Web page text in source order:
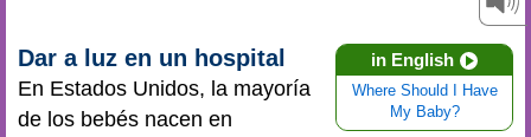
in English
Where Should I Have
My Baby?
Dar a luz en un hospital
En Estados Unidos, la mayoría
de los bebés nacen en